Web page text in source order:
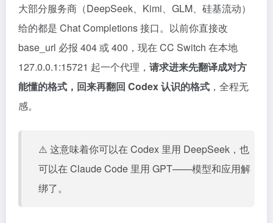
大部分服务商（DeepSeek、Kimi、GLM、硅基流动）
给的都是 Chat Completions 接口。以前你直接改
base_url 必报 404 或 400，现在 CC Switch 在本地
127.0.0.1:15721 起一个代理， 请求进来先翻译成对方
能懂的格式，回来再翻回 Codex 认识的格式 ，全程无
感。
⚠️ 这意味着你可以在 Codex 里用 DeepSeek，也
可以在 Claude Code 里用 GPT——模型和应用解
绑了。